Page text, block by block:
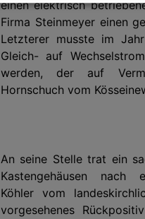
einen elektrisch
Firma Steinmeyer einen
Letzterer musste im
Gleich- auf
werden, der auf
Hornschuch vom
An seine Stelle trat ein
Kastengehäusen
Köhler vom
vorgesehenes